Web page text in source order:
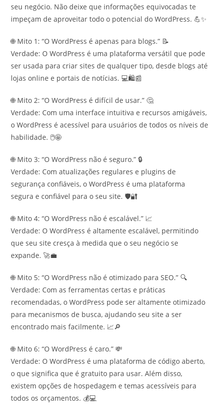
seu negócio. Não deixe que informações equivocadas te
impeçam de aproveitar todo o potencial do WordPress. 💪✨
🌐 Mito 1: “O WordPress é apenas para blogs.” 📝
Verdade: O WordPress é uma plataforma versátil que pode
ser usada para criar sites de qualquer tipo, desde blogs até
lojas online e portais de notícias. 💻🛍️📰
🌐 Mito 2: “O WordPress é difícil de usar.” 🤔
Verdade: Com uma interface intuitiva e recursos amigáveis,
o WordPress é acessível para usuários de todos os níveis de
habilidade. 🖱️🤩
🌐 Mito 3: “O WordPress não é seguro.” 🔒
Verdade: Com atualizações regulares e plugins de
segurança confiáveis, o WordPress é uma plataforma
segura e confiável para o seu site. 🛡️🔐
🌐 Mito 4: “O WordPress não é escalável.” 📈
Verdade: O WordPress é altamente escalável, permitindo
que seu site cresça à medida que o seu negócio se
expande. 🚀💼
🌐 Mito 5: “O WordPress não é otimizado para SEO.” 🔍
Verdade: Com as ferramentas certas e práticas
recomendadas, o WordPress pode ser altamente otimizado
para mecanismos de busca, ajudando seu site a ser
encontrado mais facilmente. 📈🔎
🌐 Mito 6: “O WordPress é caro.” 💸
Verdade: O WordPress é uma plataforma de código aberto,
o que significa que é gratuito para usar. Além disso,
existem opções de hospedagem e temas acessíveis para
todos os orçamentos. 💰💻